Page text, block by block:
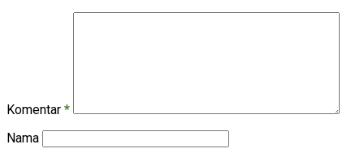
Komentar *
Nama